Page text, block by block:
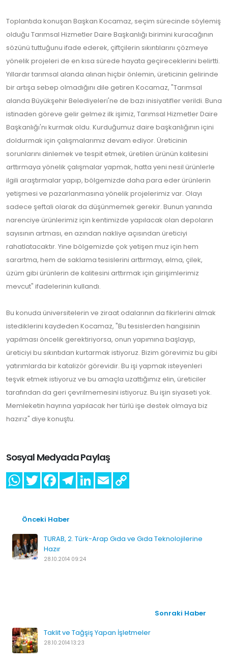
Toplantıda konuşan Başkan Kocamaz, seçim sürecinde söylemiş
olduğu Tarımsal Hizmetler Daire Başkanlığı birimini kuracağının
sözünü tuttuğunu ifade ederek, çiftçilerin sıkıntılarını çözmeye
yönelik projeleri de en kısa sürede hayata geçireceklerini belirtti.
Yıllardır tarımsal alanda alınan hiçbir önlemin, üreticinin gelirinde
bir artışa sebep olmadığını dile getiren Kocamaz, "Tarımsal
alanda Büyükşehir Belediyeleri'ne de bazı inisiyatifler verildi. Buna
istinaden göreve gelir gelmez ilk işimiz, Tarımsal Hizmetler Daire
Başkanlığı'nı kurmak oldu. Kurduğumuz daire başkanlığının içini
doldurmak için çalışmalarımız devam ediyor. Üreticinin
sorunlarını dinlemek ve tespit etmek, üretilen ürünün kalitesini
arttırmaya yönelik çalışmalar yapmak, hatta yeni nesil ürünlerle
ilgili araştırmalar yapıp, bölgemizde daha para eder ürünlerin
yetişmesi ve pazarlanmasına yönelik projelerimiz var. Olayı
sadece şeftali olarak da düşünmemek gerekir. Bunun yanında
narenciye ürünlerimiz için kentimizde yapılacak olan depoların
sayısının artması, en azından nakliye açısından üreticiyi
rahatlatacaktır. Yine bölgemizde çok yetişen muz için hem
sarartma, hem de saklama tesislerini arttırmayı, elma, çilek,
üzüm gibi ürünlerin de kalitesini arttırmak için girişimlerimiz
mevcut" ifadelerinin kullandı.
Bu konuda üniversitelerin ve ziraat odalarının da fikirlerini almak
istediklerini kaydeden Kocamaz, "Bu tesislerden hangisinin
yapılması öncelik gerektiriyorsa, onun yapımına başlayıp,
üreticiyi bu sıkıntıdan kurtarmak istiyoruz. Bizim görevimiz bu gibi
yatırımlarda bir katalizör görevidir. Bu işi yapmak isteyenleri
teşvik etmek istiyoruz ve bu amaçla uzattığımız elin, üreticiler
tarafından da geri çevrilmemesini istiyoruz. Bu işin siyaseti yok.
Memleketin hayrına yapılacak her türlü işe destek olmaya biz
hazırız" diye konuştu.
Sosyal Medyada Paylaş
Önceki Haber
TURAB, 2. Türk-Arap Gıda ve Gıda Teknolojilerine
Hazır
28.10.2014 09:24
Sonraki Haber
Taklit ve Tağşiş Yapan İşletmeler
28.10.2014 13:23